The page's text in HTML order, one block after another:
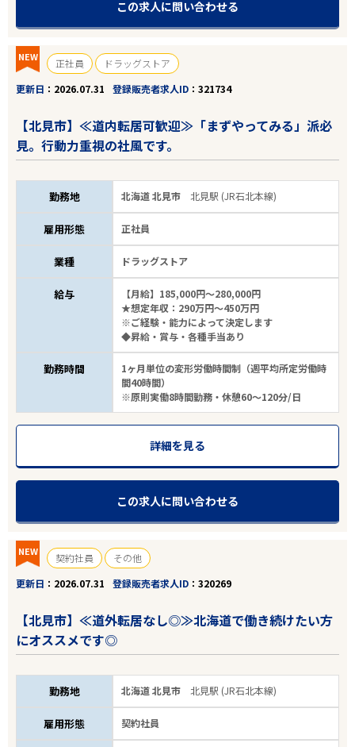
この求人に問い合わせる
NEW 正社員
ドラッグストア
更新日
2026.07.31 登録販売者求人ID 321734
【北見市】≪道内転居可歓迎≫「まずやってみる」派必
見。行動力重視の社風です。
勤務地 北海道 北見市 北見駅 (JR石北本線)
雇用形態 正社員
業種 ドラッグストア
給与
【月給】185,000円～280,000円
★想定年収：290万円～450万円
※ご経験・能力によって決定します
◆昇給・賞与・各種手当あり
勤務時間
1ヶ月単位の変形労働時間制（週平均所定労働時
間40時間）
※原則実働8時間勤務・休憩60～120分/日
詳細を見る
この求人に問い合わせる
NEW 契約社員
その他
更新日
2026.07.31 登録販売者求人ID 320269
【北見市】≪道外転居なし◎≫北海道で働き続けたい方
にオススメです◎
勤務地 北海道 北見市 北見駅 (JR石北本線)
雇用形態 契約社員